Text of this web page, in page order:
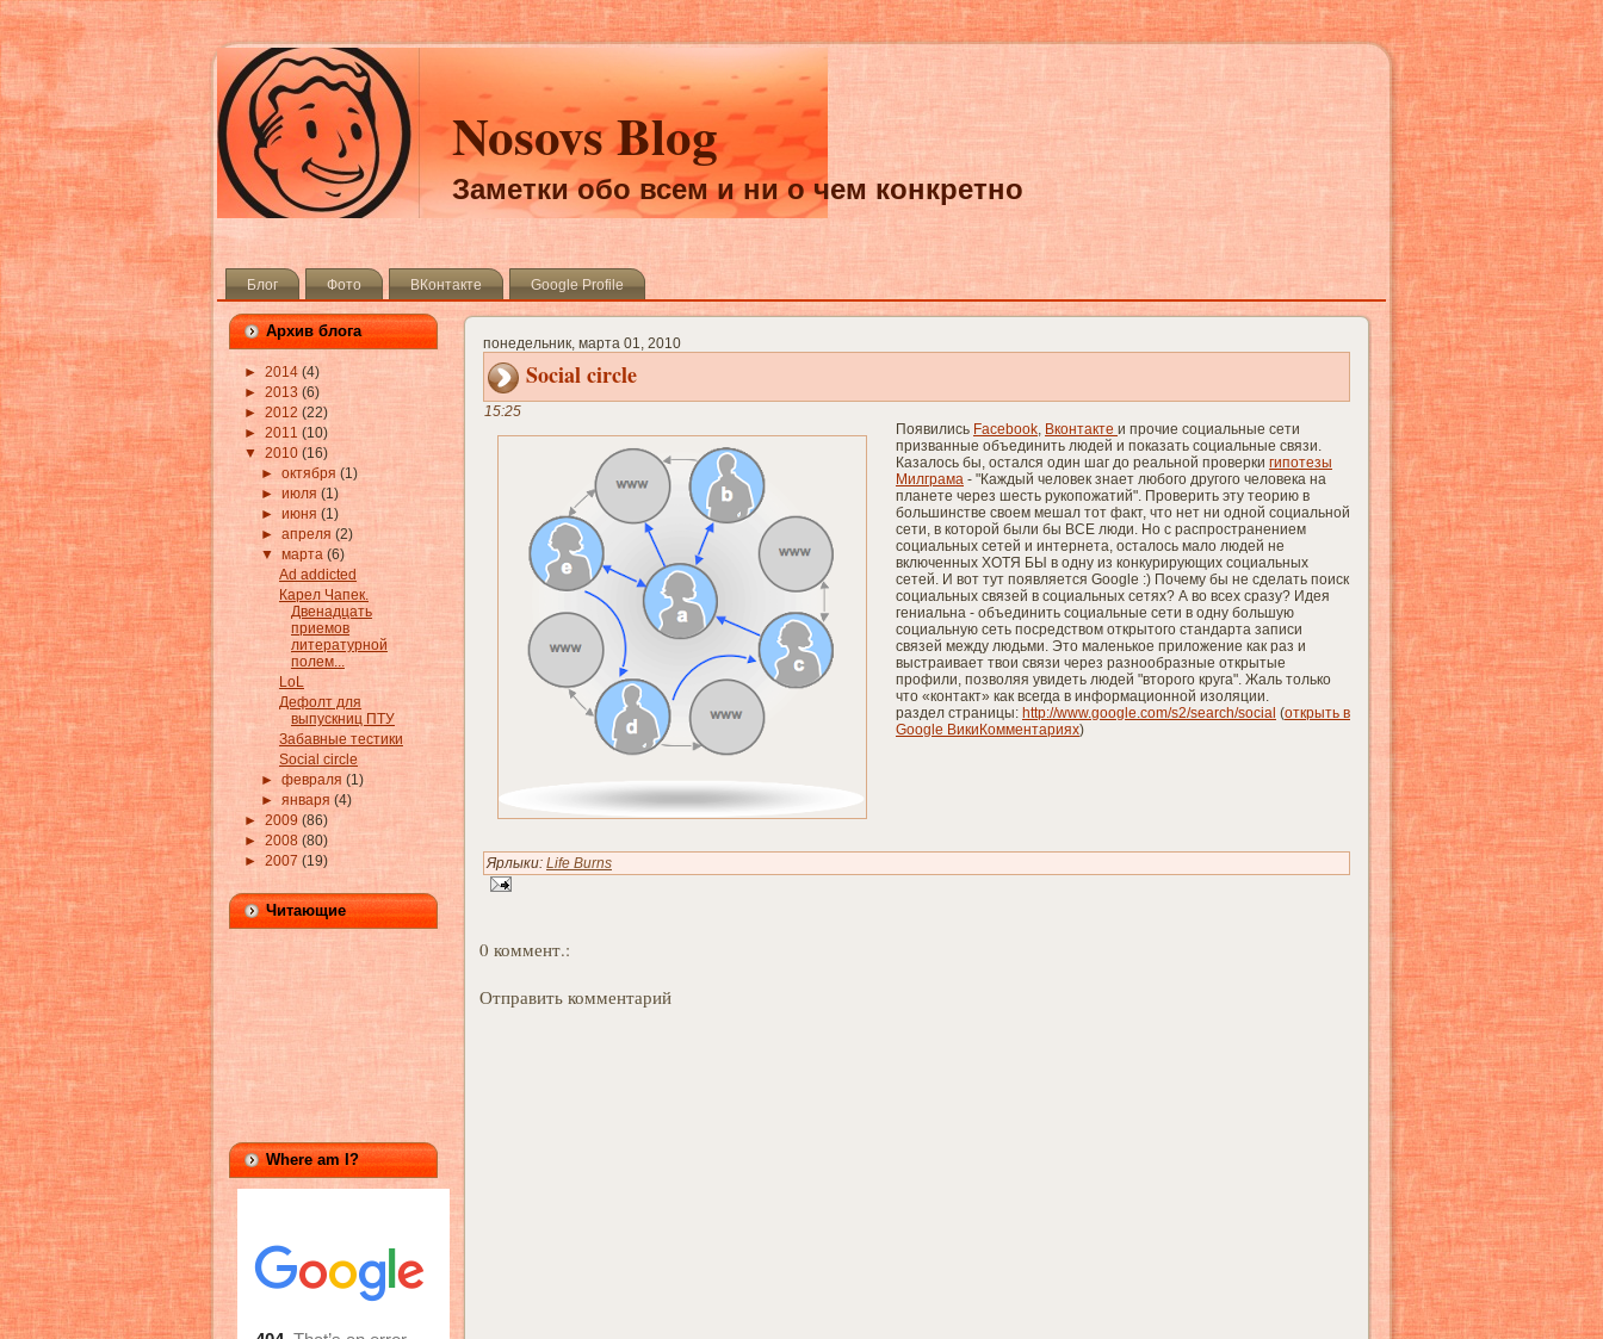
Nosovs Blog
Заметки обо всем и ни о чем конкретно
Блог Фото ВКонтакте Google Profile
Архив блога
► 2014 (4)
► 2013 (6)
► 2012 (22)
► 2011 (10)
▼ 2010 (16)
►октября(1)
►июля(1)
►июня(1)
►апреля(2)
▼марта(6)
Ad addicted
Карел Чапек.
Двенадцать
приемов
литературной
полем...
LoL
Дефолт для
выпускниц ПТУ
Забавные тестики
Social circle
►февраля(1)
►января(4)
► 2009 (86)
► 2008 (80)
► 2007 (19)
Читающие
Where am I?
понедельник, марта 01, 2010
Social circle
15:25
Появились Facebook Вконтакте и прочие социальные сети
призванные объединить людей и показать социальные связи.
Казалось бы, остался один шаг до реальной проверки гипотезы
Милграма - "Каждый человек знает любого другого человека на
планете через шесть рукопожатий". Проверить эту теорию в
большинстве своем мешал тот факт, что нет ни одной социальной
сети, в которой были бы ВСЕ люди. Но с распространением
социальных сетей и интернета, осталось мало людей не
включенных ХОТЯ БЫ в одну из конкурирующих социальных
сетей. И вот тут появляется Google :) Почему бы не сделать поиск
социальных связей в социальных сетях? А во всех сразу? Идея
гениальна - объединить социальные сети в одну большую
социальную сеть посредством открытого стандарта записи
связей между людьми. Это маленькое приложение как раз и
выстраивает твои связи через разнообразные открытые
профили, позволяя увидеть людей "второго круга". Жаль только
что «контакт» как всегда в информационной изоляции.
раздел страницы: http://www.google.com/s2/search/social (открыть в
Google ВикиКомментариях)
Ярлыки: Life Burns
0 коммент.:
Отправить комментарий